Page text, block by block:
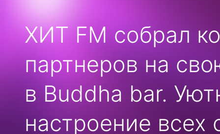
ХИТ FM собрал
партнеров на
в Buddha bar.
настроение всех